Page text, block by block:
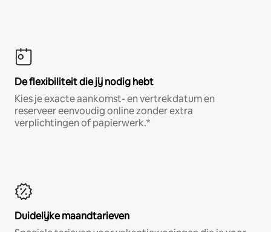
De flexibiliteit die jij nodig hebt
Kies je exacte aankomst- en vertrekdatum en
reserveer eenvoudig online zonder extra
verplichtingen of papierwerk.*
Duidelijke maandtarieven